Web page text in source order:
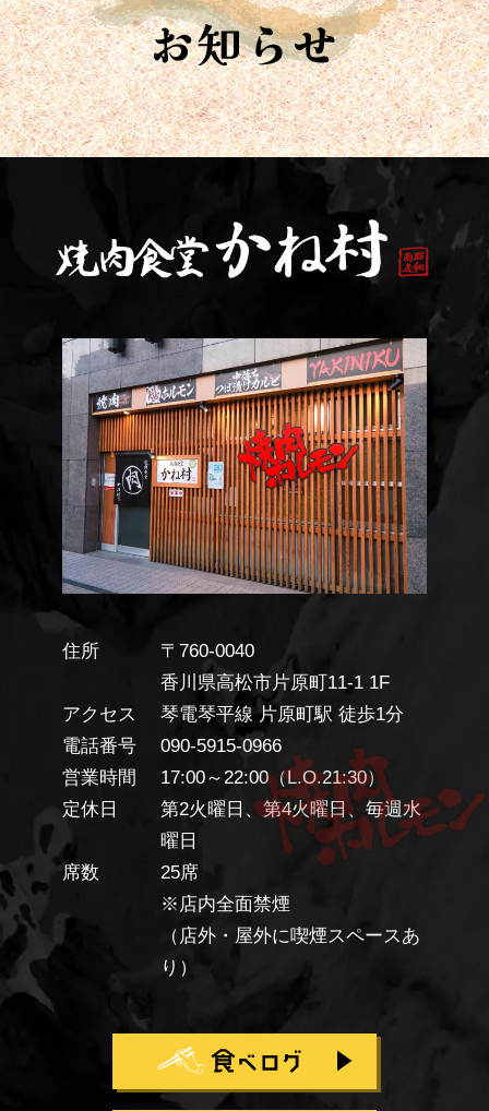
住所
〒760-0040
香川県高松市片原町11-1 1F
アクセス
琴電琴平線 片原町駅 徒歩1分
電話番号
090-5915-0966
営業時間
17:00～22:00（L.O.21:30）
定休日
第2火曜日、第4火曜日、毎週水
曜日
席数
25席
※店内全面禁煙
（店外・屋外に喫煙スペースあ
り）